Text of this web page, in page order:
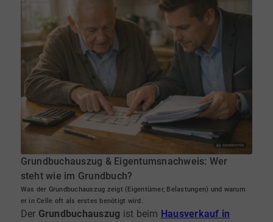
Grundbuchauszug & Eigentumsnachweis: Wer
steht wie im Grundbuch?
Was der Grundbuchauszug zeigt (Eigentümer, Belastungen) und warum
er in Celle oft als erstes benötigt wird.
Der Grundbuchauszug ist beim Hausverkauf in